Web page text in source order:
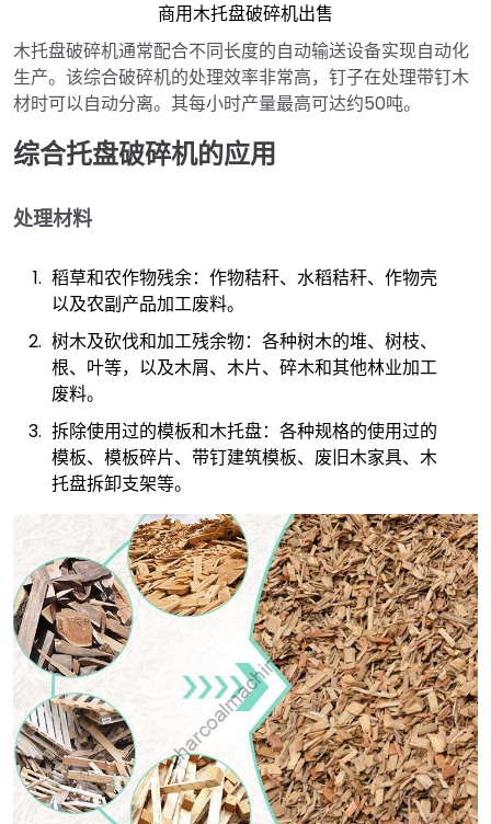
商用木托盘破碎机出售
木托盘破碎机通常配合不同长度的自动输送设备实现自动化
生产。该综合破碎机的处理效率非常高，钉子在处理带钉木
材时可以自动分离。其每小时产量最高可达约50吨。
综合托盘破碎机的应用
处理材料
稻草和农作物残余：作物秸秆、水稻秸秆、作物壳
以及农副产品加工废料。
树木及砍伐和加工残余物：各种树木的堆、树枝、
根、叶等，以及木屑、木片、碎木和其他林业加工
废料。
拆除使用过的模板和木托盘：各种规格的使用过的
模板、模板碎片、带钉建筑模板、废旧木家具、木
托盘拆卸支架等。